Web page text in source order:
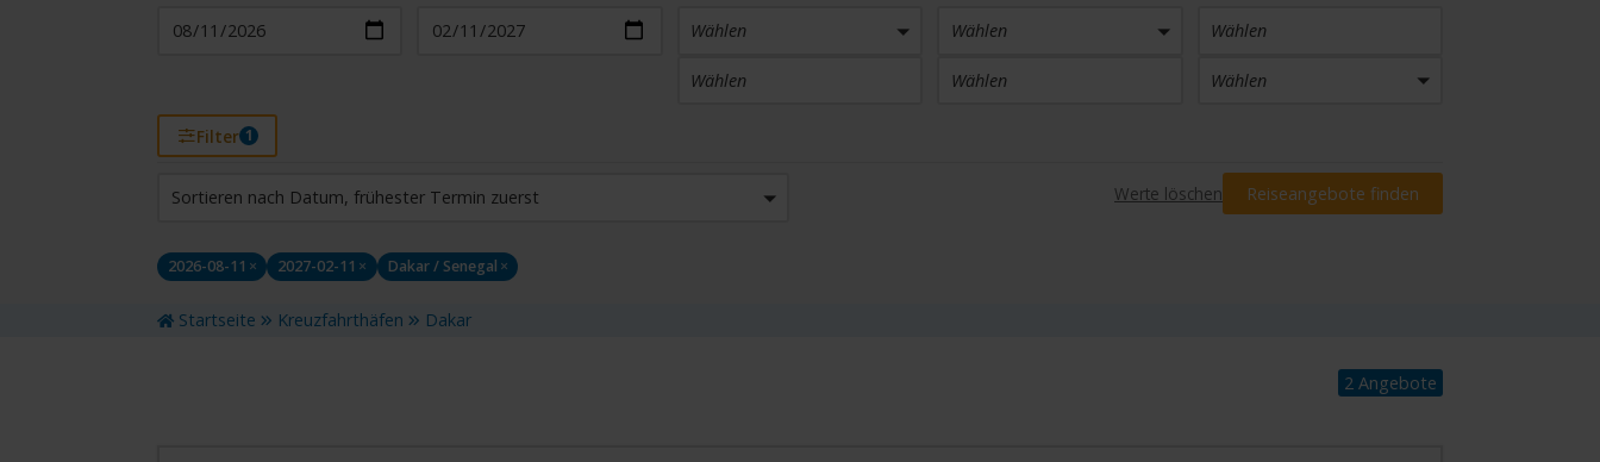
Wählen
Wählen
Wählen
Wählen
Wählen
Wählen
Filter 1
HAFEN (VIA) STARTHAFEN PREIS
REISEDAUER
Reisedauer eingrenzen
REISETHEMEN
Sortieren nach Datum, frühester Termin zuerst Werte löschen Reiseangebote finden
2026-08-11 × 2027-02-11 × Dakar / Senegal ×
Startseite Kreuzfahrthäfen Dakar
2 Angebote